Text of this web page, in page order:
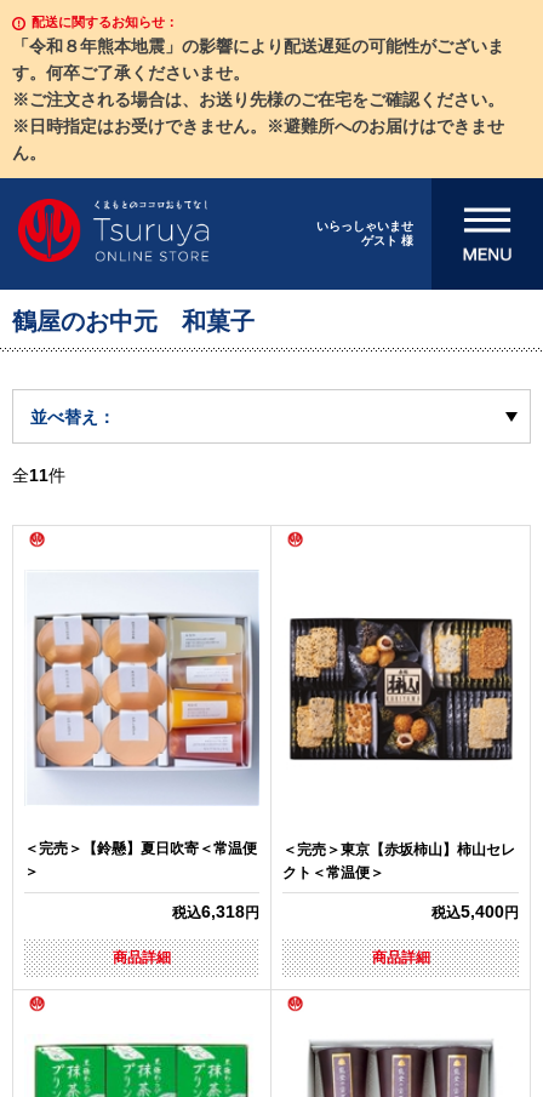
配送に関するお知らせ：
「令和８年熊本地震」の影響により配送遅延の可能性がございま
す。何卒ご了承くださいませ。
※ご注文される場合は、お送り先様のご在宅をご確認ください。
※日時指定はお受けできません。※避難所へのお届けはできませ
ん。
いらっしゃいませ
ゲスト 様
メニューを開
鶴屋のお中元 和菓子
並べ替え：
全11件
＜完売＞【鈴懸】夏日吹寄＜常温便
＞
税込6,318円
商品詳細
＜完売＞東京【赤坂柿山】柿山セレ
クト＜常温便＞
税込5,400円
商品詳細